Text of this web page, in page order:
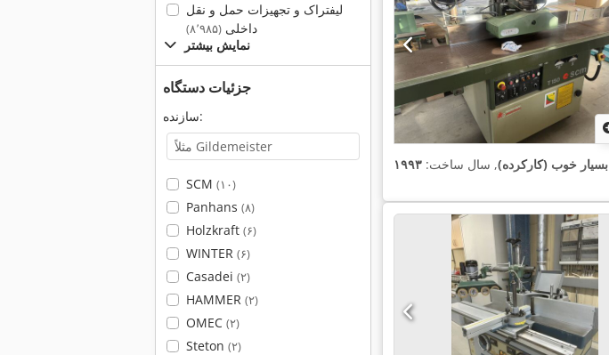
لیفتراک و تجهیزات حمل و نقل
داخلی(۸٬۹۸۵)
نمایش بیشتر
جزئیات دستگاه
سازنده:
SCM (۱۰)
Panhans (۸)
Holzkraft (۶)
WINTER (۶)
Casadei (۲)
HAMMER (۲)
OMEC (۲)
Steton (۲)
بسیار خوب (کارکرده), سال ساخت: ۱۹۹۳